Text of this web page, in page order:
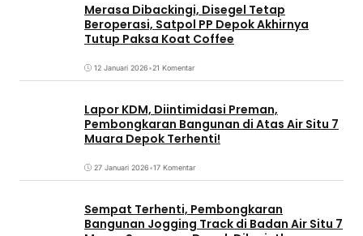
Merasa Dibackingi, Disegel Tetap
Beroperasi, Satpol PP Depok Akhirnya
Tutup Paksa Koat Coffee
12 Januari 2026•21 Komentar
Lapor KDM, Diintimidasi Preman,
Pembongkaran Bangunan di Atas Air Situ 7
Muara Depok Terhenti!
27 Januari 2026•17 Komentar
Sempat Terhenti, Pembongkaran
Bangunan Jogging Track di Badan Air Situ 7